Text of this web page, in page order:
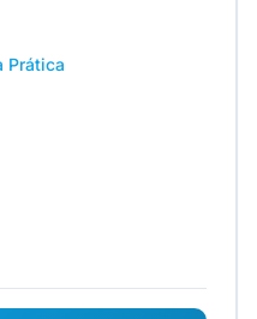
Prática